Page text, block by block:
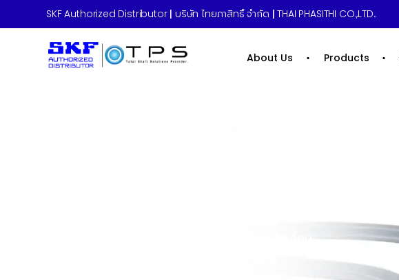
SKF Authorized Distributor | บริษัท ไทยภาสิทธิ์ จำกัด | THAI PHASITHI CO.,LTD..
About Us Products